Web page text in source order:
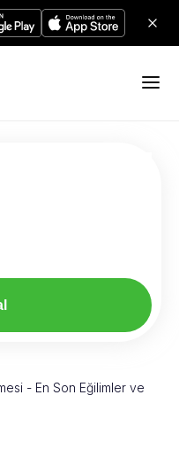
- En Son Eğilimler ve